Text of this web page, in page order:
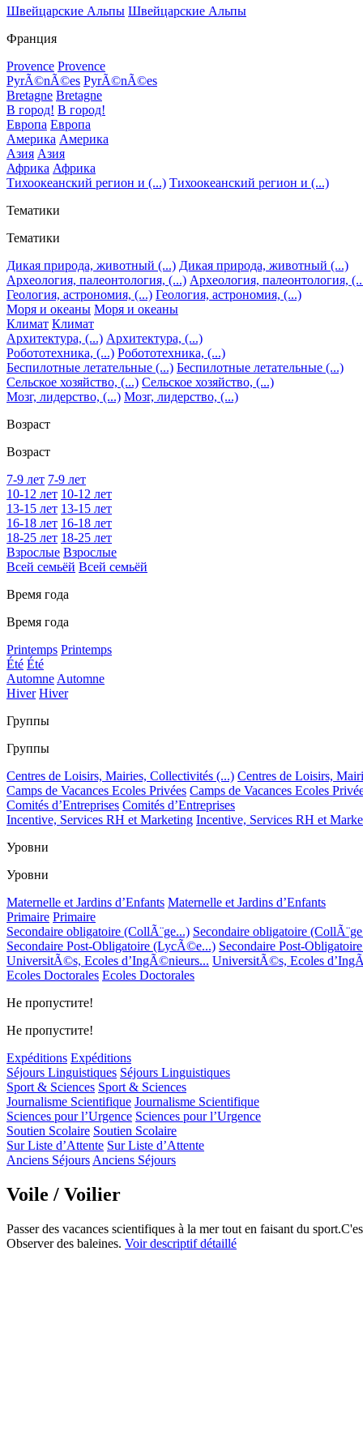
Швейцарские Альпы Швейцарские Альпы
Франция
Provence Provence
PyrÃ©nÃ©es PyrÃ©nÃ©es
Bretagne Bretagne
В город! В город!
Европа Европа
Америка Америка
Азия Азия
Африка Африка
Тихоокеанский регион и (...) Тихоокеанский регион и (...)
Тематики
Тематики
Дикая природа, животный (...) Дикая природа, животный (...)
Археология, палеонтология, (...) Археология, палеонтология,
Геология, астрономия, (...) Геология, астрономия, (...)
Моря и океаны Моря и океаны
Климат Климат
Архитектура, (...) Архитектура, (...)
Робототехника, (...) Робототехника, (...)
Беспилотные летательные (...) Беспилотные летательные (...)
Сельское хозяйство, (...) Сельское хозяйство, (...)
Мозг, лидерство, (...) Мозг, лидерство, (...)
Возраст
Возраст
7-9 лет 7-9 лет
10-12 лет 10-12 лет
13-15 лет 13-15 лет
16-18 лет 16-18 лет
18-25 лет 18-25 лет
Взрослые Взрослые
Всей семьёй Всей семьёй
Время года
Время года
Printemps Printemps
Été Été
Automne Automne
Hiver Hiver
Группы
Группы
Centres de Loisirs, Mairies, Collectivités (...) Centres de Loisirs,
Camps de Vacances Ecoles Privées Camps de Vacances Ecoles
Comités d’Entreprises Comités d’Entreprises
Incentive, Services RH et Marketing Incentive, Services RH et
Уровни
Уровни
Maternelle et Jardins d’Enfants Maternelle et Jardins d’Enfants
Primaire Primaire
Secondaire obligatoire (CollÃ¨ge...) Secondaire obligatoire
Secondaire Post-Obligatoire (LycÃ©e...) Secondaire Post-
UniversitÃ©s, Ecoles d’IngÃ©nieurs... UniversitÃ©s, Ecoles
Ecoles Doctorales Ecoles Doctorales
Не пропустите!
Не пропустите!
Expéditions Expéditions
Séjours Linguistiques Séjours Linguistiques
Sport & Sciences Sport & Sciences
Journalisme Scientifique Journalisme Scientifique
Sciences pour l’Urgence Sciences pour l’Urgence
Soutien Scolaire Soutien Scolaire
Sur Liste d’Attente Sur Liste d’Attente
Anciens Séjours Anciens Séjours
Voile / Voilier
Passer des vacances scientifiques à la mer tout en faisant du
Observer des baleines. Voir descriptif détaillé